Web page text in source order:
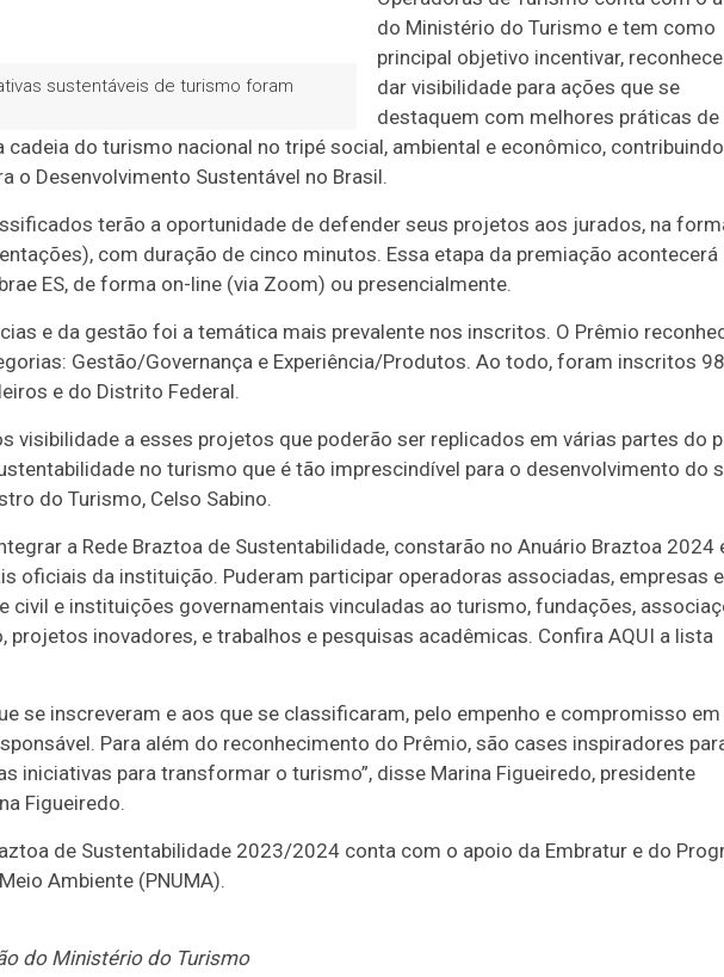
sustentáveis de turismo foram
do Ministério do Turismo e tem como
principal objetivo incentivar,
dar visibilidade para ações que se
destaquem com melhores práticas de
do turismo nacional no tripé social, ambiental e econômico,
o Desenvolvimento Sustentável no Brasil.
terão a oportunidade de defender seus projetos aos jurados, na
com duração de cinco minutos. Essa etapa da premiação acontecerá
ES, de forma on-line (via Zoom) ou presencialmente.
e da gestão foi a temática mais prevalente nos inscritos. O Prêmio
Gestão/Governança e Experiência/Produtos. Ao todo, foram inscritos 98
e do Distrito Federal.
visibilidade a esses projetos que poderão ser replicados em várias partes do
no turismo que é tão imprescindível para o desenvolvimento do
do Turismo, Celso Sabino.
a Rede Braztoa de Sustentabilidade, constarão no Anuário Braztoa 2024
oficiais da instituição. Puderam participar operadoras associadas, empresas e
civil e instituições governamentais vinculadas ao turismo, fundações,
projetos inovadores, e trabalhos e pesquisas acadêmicas. Confira AQUI a lista
se inscreveram e aos que se classificaram, pelo empenho e compromisso
Para além do reconhecimento do Prêmio, são cases inspiradores
iniciativas para transformar o turismo”, disse Marina Figueiredo, presidente
Figueiredo.
de Sustentabilidade 2023/2024 conta com o apoio da Embratur e do
Ambiente (PNUMA).
do Ministério do Turismo